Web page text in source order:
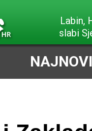
Labin,
slabi